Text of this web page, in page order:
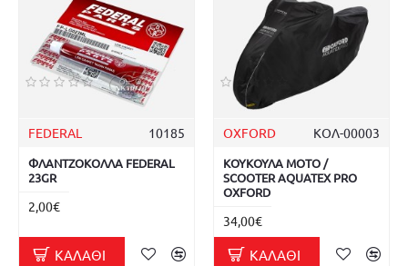
FEDERAL 10185
ΦΛΑΝΤΖΟΚΟΛΛΑ FEDERAL
23GR
2,00€
ΚΑΛΆΘΙ
OXFORD ΚΟΛ-00003
ΚΟΥΚΟΥΛΑ MOTO /
SCOOTER AQUATEX PRO
OXFORD
34,00€
ΚΑΛΆΘΙ